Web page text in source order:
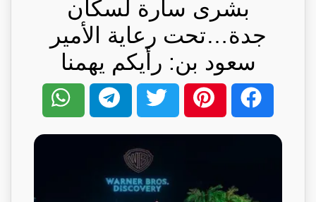
بشرى سارة لسكان
جدة…تحت رعاية الأمير
سعود بن: رأيكم يهمنا